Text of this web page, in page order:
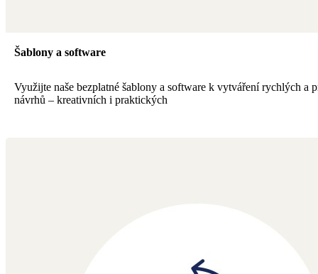
Šablony a software
Využijte naše bezplatné šablony a software k vytváření rychlých a
návrhů – kreativních i praktických